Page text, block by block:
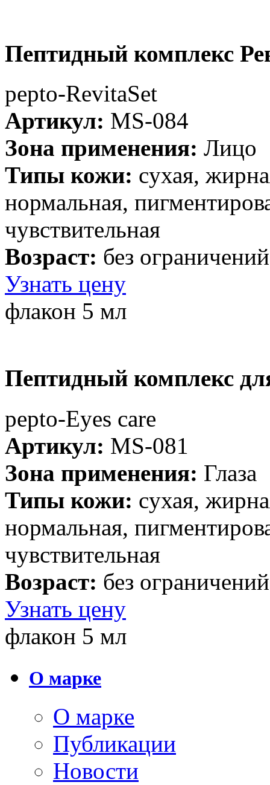
Пептидный комплекс
рерto-RevitaSet
Артикул: MS-084
Зона применения: Лицо
Типы кожи: cухая,
нормальная,
чувствительная
Возраст: без ограничений
Узнать цену
флакон 5 мл
Пептидный комплекс
рерto-Eyes care
Артикул: MS-081
Зона применения: Глаза
Типы кожи: cухая,
нормальная,
чувствительная
Возраст: без ограничений
Узнать цену
флакон 5 мл
О марке
О марке
Публикации
Новости